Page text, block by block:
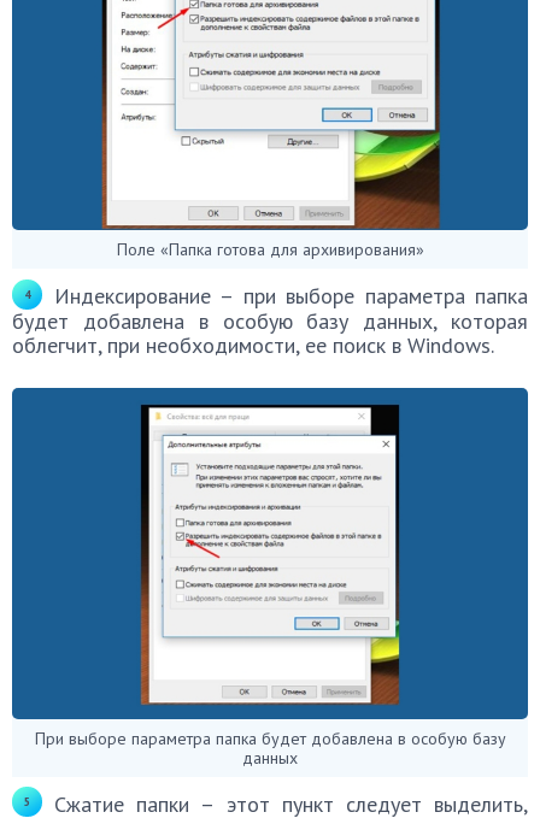
Поле «Папка готова для архивирования»
Индексирование – при выборе параметра папка
будет добавлена в особую базу данных, которая
облегчит, при необходимости, ее поиск в Windows.
При выборе параметра папка будет добавлена в особую базу
данных
Сжатие папки – этот пункт следует выделить,